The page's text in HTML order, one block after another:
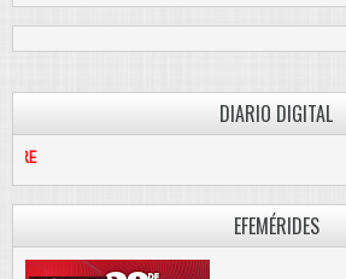
DIARIO DIGITAL
EFEMÉRIDES